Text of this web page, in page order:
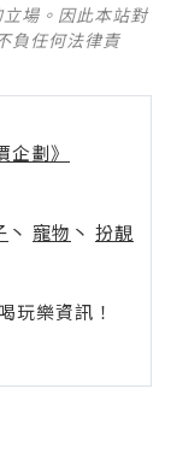
場。因此本站對
負任何法律責
劃》
丶 寵物 丶 扮靚
玩樂資訊！